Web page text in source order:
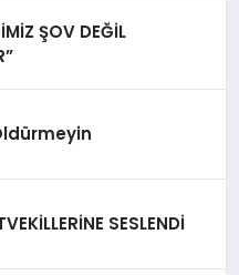
ŞOV DEĞİL
SESLENDİ